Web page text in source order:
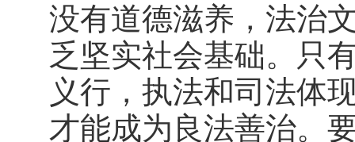
没有道德滋养，法治
乏坚实社会基础。只
义行，执法和司法体
才能成为良法善治。